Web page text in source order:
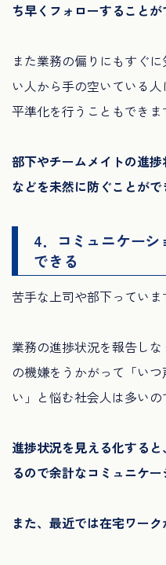
ち早くフォローすることが
また業務の偏りにもすぐ
い人から手の空いている
平準化を行うこともできま
部下やチームメイトの進
などを未然に防ぐことがで
4．コミュニケー
できる
苦手な上司や部下っていま
業務の進捗状況を報告し
の機嫌をうかがって「い
い」と悩む社会人は多いの
進捗状況を見える化する
るので余計なコミュニケー
また、最近では在宅ワーク